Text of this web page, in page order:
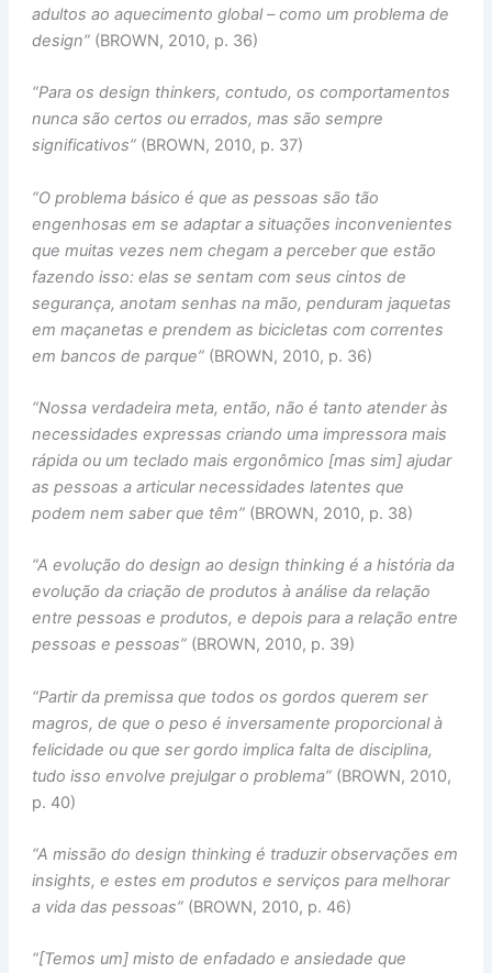
adultos ao aquecimento global – como um problema de
design” (BROWN, 2010, p. 36)
“Para os design thinkers, contudo, os comportamentos
nunca são certos ou errados, mas são sempre
significativos” (BROWN, 2010, p. 37)
“O problema básico é que as pessoas são tão
engenhosas em se adaptar a situações inconvenientes
que muitas vezes nem chegam a perceber que estão
fazendo isso: elas se sentam com seus cintos de
segurança, anotam senhas na mão, penduram jaquetas
em maçanetas e prendem as bicicletas com correntes
em bancos de parque” (BROWN, 2010, p. 36)
“Nossa verdadeira meta, então, não é tanto atender às
necessidades expressas criando uma impressora mais
rápida ou um teclado mais ergonômico [mas sim] ajudar
as pessoas a articular necessidades latentes que
podem nem saber que têm” (BROWN, 2010, p. 38)
“A evolução do design ao design thinking é a história da
evolução da criação de produtos à análise da relação
entre pessoas e produtos, e depois para a relação entre
pessoas e pessoas” (BROWN, 2010, p. 39)
“Partir da premissa que todos os gordos querem ser
magros, de que o peso é inversamente proporcional à
felicidade ou que ser gordo implica falta de disciplina,
tudo isso envolve prejulgar o problema” (BROWN, 2010,
p. 40)
“A missão do design thinking é traduzir observações em
insights, e estes em produtos e serviços para melhorar
a vida das pessoas” (BROWN, 2010, p. 46)
“[Temos um] misto de enfadado e ansiedade que